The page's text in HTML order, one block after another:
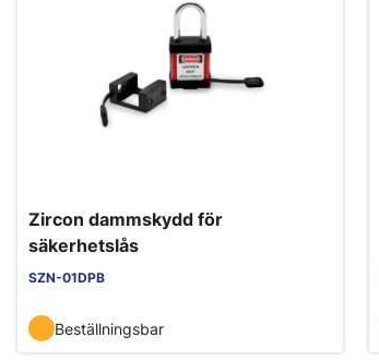
Zircon dammskydd för
säkerhetslås
SZN-01DPB
Beställningsbar